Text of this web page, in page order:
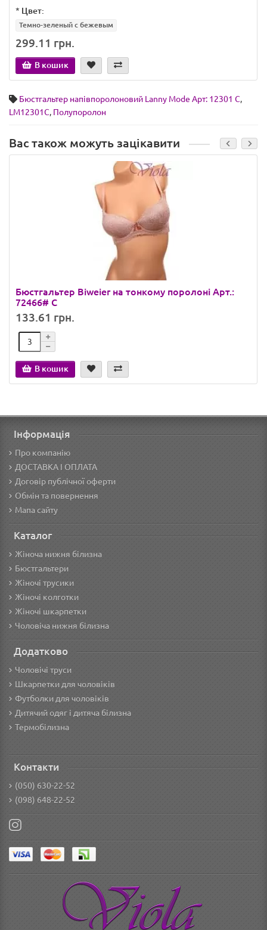
* Цвет:
Темно-зеленый с бежевым
299.11 грн.
В кошик
Бюстгальтер напівпоролоновий Lanny Mode Арт: 12301 C,
LM12301C, Полупоролон
Вас також можуть зацікавити
Бюстгальтер Biweier на тонкому поролоні Арт.:
72466# C
133.61 грн.
В кошик
Інформація
Про компанію
ДОСТАВКА І ОПЛАТА
Договір публічної оферти
Обмін та повернення
Мапа сайту
Каталог
Жіноча нижня білизна
Бюстгальтери
Жіночі трусики
Жіночі колготки
Жіночі шкарпетки
Чоловіча нижня білизна
Додатково
Чоловічі труси
Шкарпетки для чоловіків
Футболки для чоловіків
Дитячий одяг і дитяча білизна
Термобілизна
Контакти
(050) 630-22-52
(098) 648-22-52